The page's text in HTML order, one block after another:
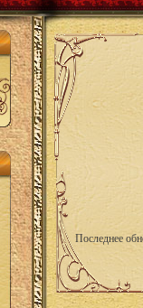
Последнее